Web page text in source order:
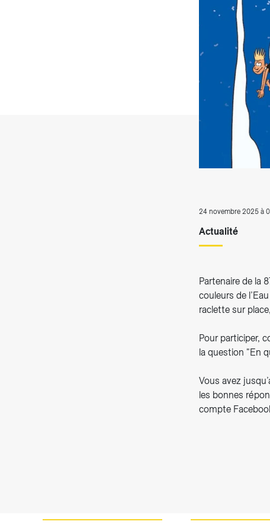
24 novembre 2025 à
Actualité
Partenaire de la
couleurs de
raclette sur
Pour participer,
la question "En
Vous avez
les bonnes
compte